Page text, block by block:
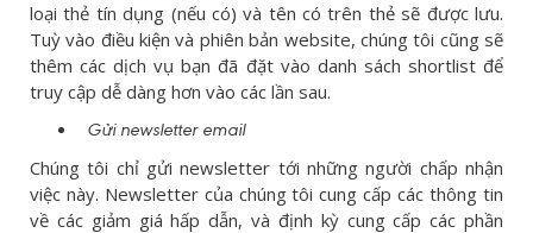
loại thẻ tín dụng (nếu có) và tên có trên thẻ sẽ được lưu.
Tuỳ vào điều kiện và phiên bản website, chúng tôi cũng sẽ
thêm các dịch vụ bạn đã đặt vào danh sách shortlist để
truy cập dễ dàng hơn vào các lần sau.
Gửi newsletter email
Chúng tôi chỉ gửi newsletter tới những người chấp nhận
việc này. Newsletter của chúng tôi cung cấp các thông tin
về các giảm giá hấp dẫn, và định kỳ cung cấp các phần